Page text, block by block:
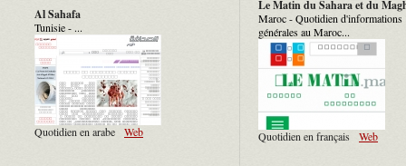
Al Sahafa
Tunisie - ...
Quotidien en arabe Web
Le Matin du Sahara et du
Maroc - Quotidien d'informations
générales au Maroc...
Quotidien en français Web